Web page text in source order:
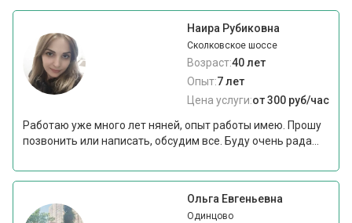
Наира Рубиковна
Сколковское шоссе
Возраст:40 лет
Опыт:7 лет
Цена услуги:от 300 руб/час
Работаю уже много лет няней, опыт работы имею. Прошу
позвонить или написать, обсудим все. Буду очень рада...
Ольга Евгеньевна
Одинцово